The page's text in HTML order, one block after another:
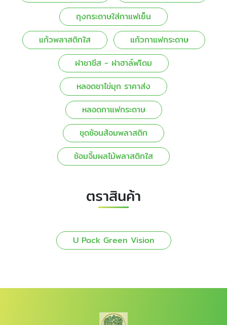
ถุงกระดาษใส่กาแฟเย็น
แก้วพลาสติกใส
แก้วกาแฟกระดาษ
ฝาชาชีส - ฝาฮาล์ฟโดม
หลอดชาไข่มุก ราคาส่ง
หลอดกาแฟกระดาษ
ชุดช้อนส้อมพลาสติก
ซ้อมจิ้มผลไม้พลาสติกใส
ตราสินค้า
U Pack Green Vision